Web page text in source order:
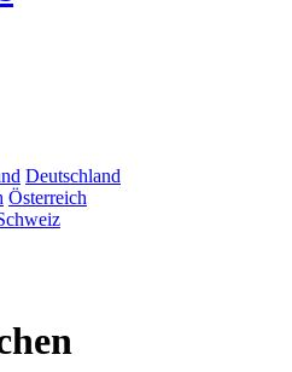
Deutschland
Österreich